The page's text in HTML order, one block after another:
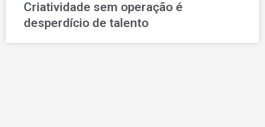
Criatividade sem operação é
desperdício de talento